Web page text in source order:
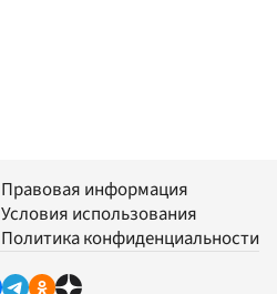
Правовая информация
Условия использования
Политика конфиденциальности